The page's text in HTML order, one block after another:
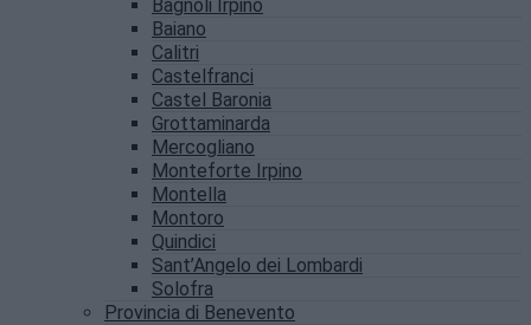
Bagnoli Irpino
Baiano
Calitri
Castelfranci
Castel Baronia
Grottaminarda
Mercogliano
Monteforte Irpino
Montella
Montoro
Quindici
Sant’Angelo dei Lombardi
Solofra
Provincia di Benevento